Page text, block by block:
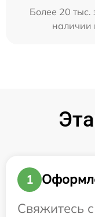
Более 20 тыс.
наличии
1
Свяжитесь